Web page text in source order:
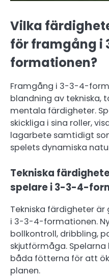
Vilka
för framgång i
formationen?
Framgång i 3-3-4-
blandning av tekniska,
mentala färdigheter.
skickliga i sina roller,
lagarbete samtidigt
spelets dynamiska
Tekniska
spelare i 3-3-4-
Tekniska färdigheter
i 3-3-4-formationen.
bollkontroll, dribbling,
skjutförmåga.
båda fötterna för att
planen.